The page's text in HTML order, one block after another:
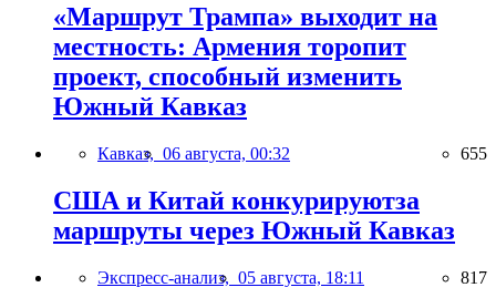
«Маршрут Трампа» выходит на
местность: Армения торопит
проект, способный изменить
Южный Кавказ
Кавказ, 06 августа, 00:32 655
США и Китай конкурируютза
маршруты через Южный Кавказ
Экспресс-анализ, 05 августа, 18:11 817